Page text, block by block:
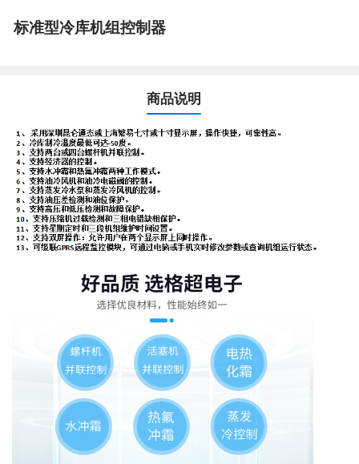
标准型冷库机组控制器
商品说明